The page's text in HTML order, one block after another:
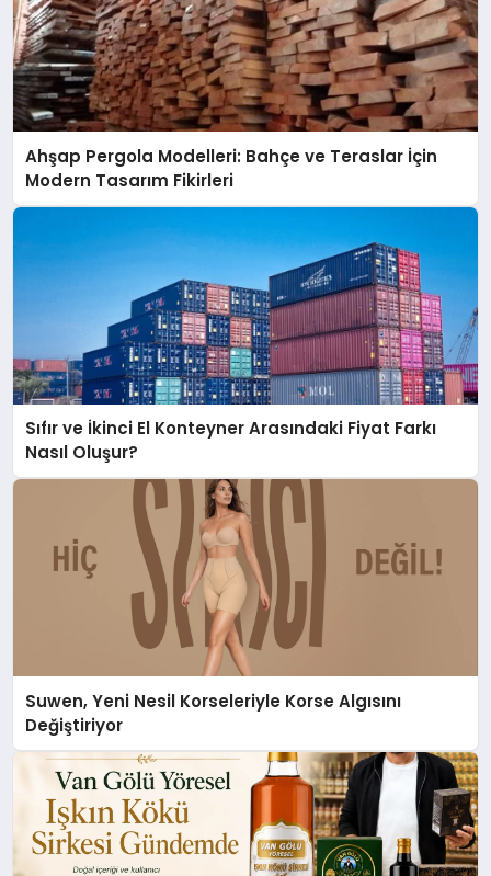
Ahşap Pergola Modelleri: Bahçe ve Teraslar İçin
Modern Tasarım Fikirleri
Sıfır ve İkinci El Konteyner Arasındaki Fiyat Farkı
Nasıl Oluşur?
Suwen, Yeni Nesil Korseleriyle Korse Algısını
Değiştiriyor